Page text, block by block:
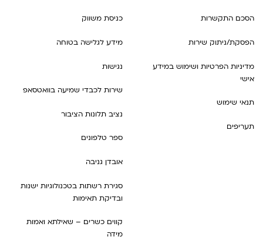
הסכם התקשרות
הפסקת/ניתוק שירות
מדיניות הפרטיות ושימוש במידע
אישי
תנאי שימוש
תעריפים
כניסת משווק
מידע לגלישה בטוחה
נגישות
שירות לכבדי שמיעה בוואטסאפ
נציב תלונות הציבור
ספר טלפונים
אובדן גניבה
סגירת רשתות בטכנולוגיות ישנות
ובדיקת תאימות
קווים כשרים – שאילתא ואמות
מידה